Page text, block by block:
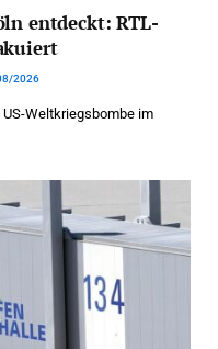
entdeckt: RTL-
2026
Weltkriegsbombe im